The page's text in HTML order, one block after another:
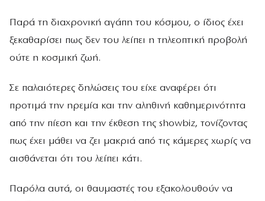
Παρά τη διαχρονική αγάπη του κόσμου, ο ίδιος έχει
ξεκαθαρίσει πως δεν του λείπει η τηλεοπτική προβολή
ούτε η κοσμική ζωή.
Σε παλαιότερες δηλώσεις του είχε αναφέρει ότι
προτιμά την ηρεμία και την αληθινή καθημερινότητα
από την πίεση και την έκθεση της showbiz, τονίζοντας
πως έχει μάθει να ζει μακριά από τις κάμερες χωρίς να
αισθάνεται ότι του λείπει κάτι.
Παρόλα αυτά, οι θαυμαστές του εξακολουθούν να